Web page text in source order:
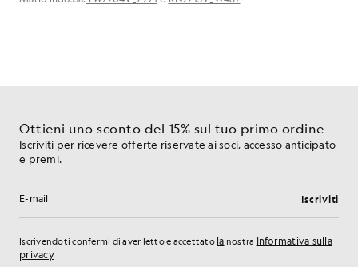
Ottieni uno sconto del 15% sul tuo primo ordine
Iscriviti per ricevere offerte riservate ai soci, accesso anticipato
e premi.
Indirizzo e-mail Iscriviti
Iscrivendoti confermi di aver letto e accettato la nostra Informativa sulla
privacy